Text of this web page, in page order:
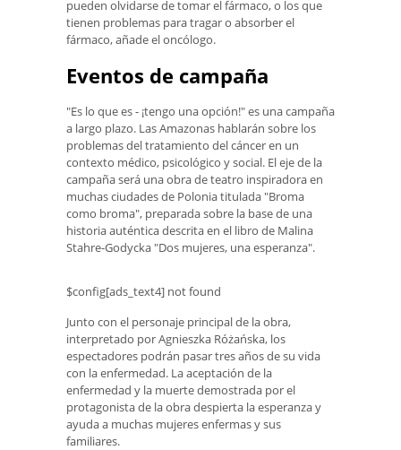
pueden olvidarse de tomar el fármaco, o los que
tienen problemas para tragar o absorber el
fármaco, añade el oncólogo.
Eventos de campaña
"Es lo que es - ¡tengo una opción!" es una campaña
a largo plazo. Las Amazonas hablarán sobre los
problemas del tratamiento del cáncer en un
contexto médico, psicológico y social. El eje de la
campaña será una obra de teatro inspiradora en
muchas ciudades de Polonia titulada "Broma
como broma", preparada sobre la base de una
historia auténtica descrita en el libro de Malina
Stahre-Godycka "Dos mujeres, una esperanza".
$config[ads_text4] not found
Junto con el personaje principal de la obra,
interpretado por Agnieszka Różańska, los
espectadores podrán pasar tres años de su vida
con la enfermedad. La aceptación de la
enfermedad y la muerte demostrada por el
protagonista de la obra despierta la esperanza y
ayuda a muchas mujeres enfermas y sus
familiares.